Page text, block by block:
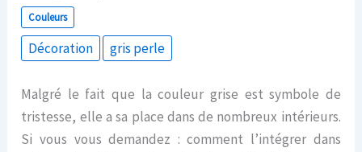
Couleurs
Décoration gris perle
Malgré le fait que la couleur grise est symbole de
tristesse, elle a sa place dans de nombreux intérieurs.
Si vous vous demandez : comment l’intégrer dans